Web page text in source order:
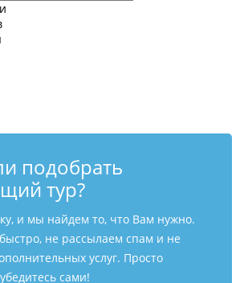
подобрать
тур?
и мы найдем то, что Вам нужно.
не рассылаем спам и не
услуг. Просто
сами!